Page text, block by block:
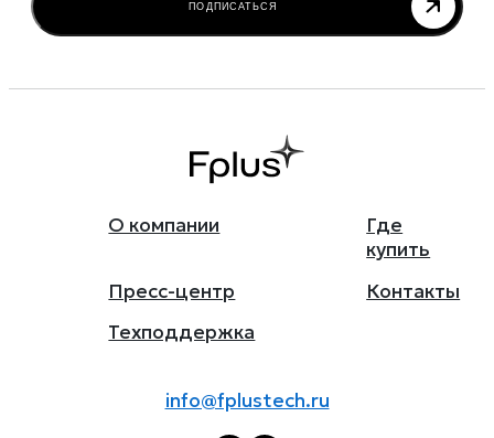
ПОДПИСАТЬСЯ
О компании
Где
купить
Пресс-центр
Контакты
Техподдержка
info@fplustech.ru